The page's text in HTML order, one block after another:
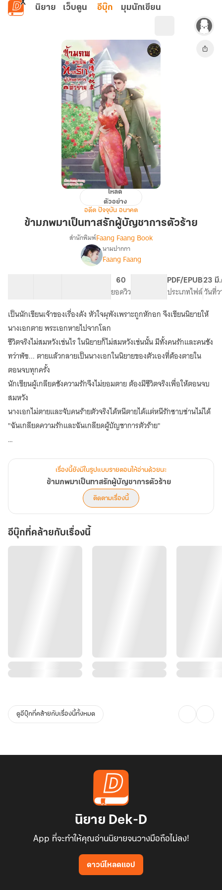
ข้ามไปยังเนื้อหาหลัก
นิยาย เว็บตูน อีบุ๊ก มุมนักเขียน
มา
ทาส
ร้าย
โหลด
ตัวอย่าง
อดีต ปัจจุบัน อนาคต
ข้ามภพมาเป็นทาสรักผู้บัญชาการตัวร้าย
เรื่อง
ข้าม
ภพ
มา
เป็น
ทาส
รัก
ผู้
ตัว
ร้าย
สำนักพิมพ์Faang Faang Book
นามปากกา
Faang Faang
60
ยอดวิว
PDF/EPUB
ประเภทไฟล์
23 มี
วันที่ว
เป็นนักเขียนเจ้าของเรื่องดัง หัวใจผุพังเพราะถูกหักอก จึงเขียนนิยายให้
นางเอกตาย พระเอกหายไปจากโลก
ชีวิตจริงไม่สมหวังเช่นไร ในนิยายก็ไม่สมหวังเช่นนั้น มีทั้งคนรักและคนชัง
ทว่าฬฃ... ตายแล้วกลายเป็นนางเอกในนิยายของตัวเองที่ต้องตายใน
ตอนจบทุกครั้ง
นักเขียนผู้เกลียดชังความรักจึงไม่ยอมตาย ต้องมีชีวิตจริงเพื่อให้ตอนจบ
สมหวัง
นางเอกไม่ตายและจับคนร้ายตัวจริงได้หนีตายได้แต่หนีรักซาบซ่านไม่ได้
"ฉันเกลียดความรักและฉันเกลียดผู้บัญชาการตัวร้าย"
ฝากนิยายรักจีนโบราณในยุค 80 ด้วยนะ เนื้อเรื่องสนุก ซาบซึ้ง ซาบซ่าน
ที่สุด จบดีมีความสุข
พระเอกคลั่งรัก นางเอกไม่โง่
เรื่องนี้ยังมีในรูปแบบรายตอนให้อ่านด้วยนะ
ข้ามภพมาเป็นทาสรักผู้บัญชาการตัวร้าย
ติดตามเรื่องนี้
อีบุ๊กที่คล้ายกับเรื่องนี้
ดูอีบุ๊กที่คล้ายกับเรื่องนี้ทั้งหมด
นิยาย Dek-D
App ที่จะทำให้คุณอ่านนิยายจนวางมือถือไม่ลง!
ดาวน์โหลดแอป